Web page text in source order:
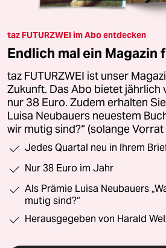
taz FUTURZWEI im Abo entdecken
Endlich mal ein Magazin
taz FUTURZWEI ist unser
Zukunft. Das Abo bietet jährlich
nur 38 Euro. Zudem erhalten
Luisa Neubauers neuestem
wir mutig sind?“ (solange Vorrat
Jedes Quartal neu in Ihrem
Nur 38 Euro im Jahr
Als Prämie Luisa Neubauers
mutig sind?“
Herausgegeben von Harald